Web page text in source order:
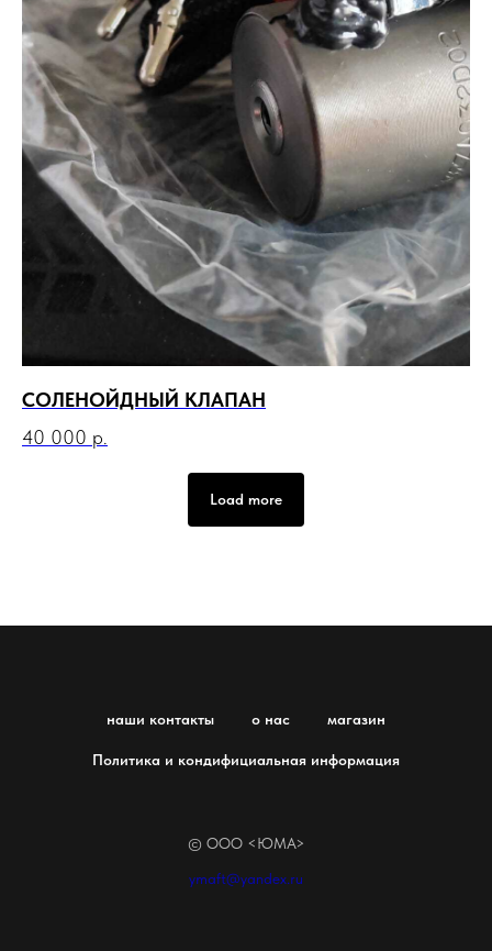
СОЛЕНОЙДНЫЙ КЛАПАН
40 000 р.
Load more
наши контакты о нас магазин
Политика и кондифициальная информация
© ООО <ЮМА>
ymaft@yandex.ru